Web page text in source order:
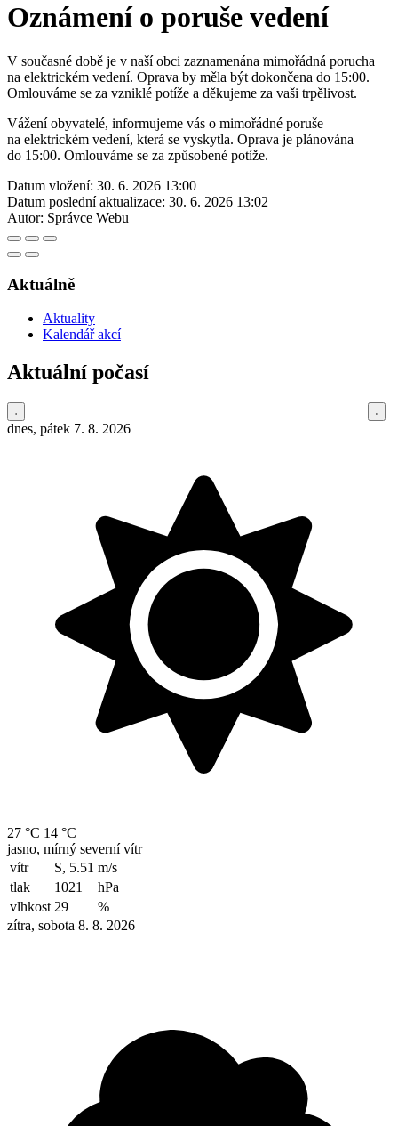
Oznámení o poruše vedení
V současné době je v naší obci zaznamenána mimořádná porucha
na elektrickém vedení. Oprava by měla být dokončena do 15:00.
Omlouváme se za vzniklé potíže a děkujeme za vaši trpělivost.
Vážení obyvatelé, informujeme vás o mimořádné poruše
na elektrickém vedení, která se vyskytla. Oprava je plánována
do 15:00. Omlouváme se za způsobené potíže.
Datum vložení: 30. 6. 2026 13:00
Datum poslední aktualizace: 30. 6. 2026 13:02
Autor: Správce Webu
Aktuálně
Aktuality
Kalendář akcí
Aktuální počasí
dnes, pátek 7. 8. 2026
27 °C 14 °C
jasno, mírný severní vítr
vítr
S, 5.51 m/s
tlak
1021
hPa
vlhkost 29
%
zítra, sobota 8. 8. 2026